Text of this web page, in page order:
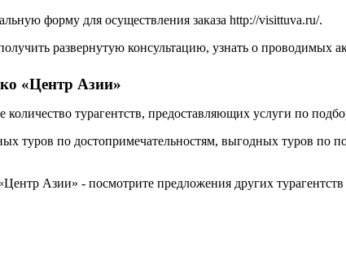
форму для осуществления заказа http://visittuva.ru/.
развернутую консультацию, узнать о проводимых
«Центр Азии»
турагентств, предоставляющих услуги по
туров по достопримечательностям, выгодных туров по
Азии» - посмотрите предложения других